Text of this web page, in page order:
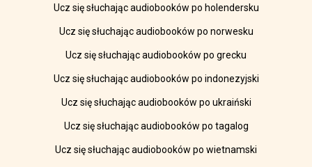
Ucz się słuchając audiobooków po holendersku
Ucz się słuchając audiobooków po norwesku
Ucz się słuchając audiobooków po grecku
Ucz się słuchając audiobooków po indonezyjski
Ucz się słuchając audiobooków po ukraiński
Ucz się słuchając audiobooków po tagalog
Ucz się słuchając audiobooków po wietnamski